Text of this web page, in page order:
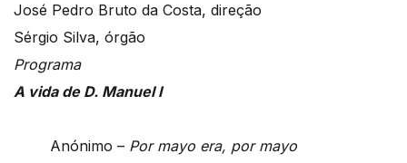
José Pedro Bruto da Costa, direção
Sérgio Silva, órgão
Programa
A vida de D. Manuel I
Anónimo – Por mayo era, por mayo